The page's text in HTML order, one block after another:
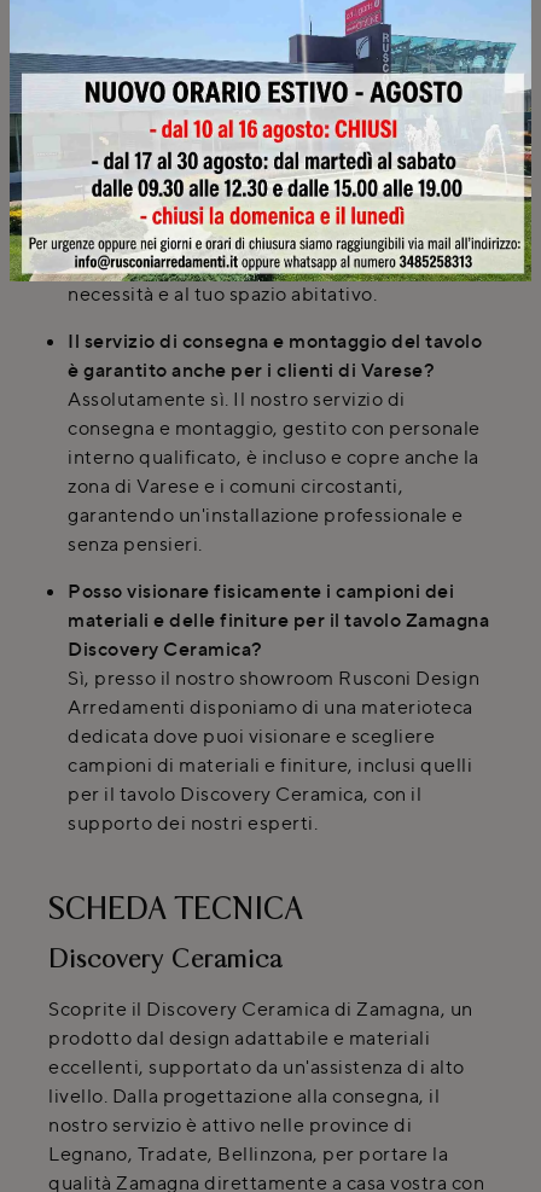
comuni limitrofi, per aiutarti a scegliere il
tavolo perfetto e integrarlo nel tuo ambiente.
È possibile richiedere la personalizzazione
delle dimensioni del tavolo Zamagna
Discovery Ceramica?
Sì, presso Rusconi Design Arredamenti è
possibile richiedere la personalizzazione delle
dimensioni standard degli arredi, inclusi i
tavoli, per adattarli perfettamente alle tue
necessità e al tuo spazio abitativo.
Il servizio di consegna e montaggio del tavolo
è garantito anche per i clienti di Varese?
Assolutamente sì. Il nostro servizio di
consegna e montaggio, gestito con personale
interno qualificato, è incluso e copre anche la
zona di Varese e i comuni circostanti,
garantendo un'installazione professionale e
senza pensieri.
Posso visionare fisicamente i campioni dei
materiali e delle finiture per il tavolo Zamagna
Discovery Ceramica?
Sì, presso il nostro showroom Rusconi Design
Arredamenti disponiamo di una materioteca
dedicata dove puoi visionare e scegliere
campioni di materiali e finiture, inclusi quelli
per il tavolo Discovery Ceramica, con il
supporto dei nostri esperti.
SCHEDA TECNICA
Discovery Ceramica
Scoprite il Discovery Ceramica di Zamagna, un
prodotto dal design adattabile e materiali
eccellenti, supportato da un'assistenza di alto
livello. Dalla progettazione alla consegna, il
nostro servizio è attivo nelle province di
Legnano, Tradate, Bellinzona, per portare la
qualità Zamagna direttamente a casa vostra con